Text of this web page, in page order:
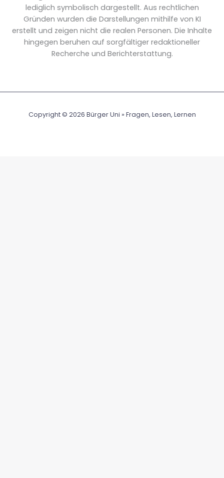
lediglich symbolisch dargestellt. Aus rechtlichen
Gründen wurden die Darstellungen mithilfe von KI
erstellt und zeigen nicht die realen Personen. Die Inhalte
hingegen beruhen auf sorgfältiger redaktioneller
Recherche und Berichterstattung.
Copyright © 2026 Bürger Uni » Fragen, Lesen, Lernen